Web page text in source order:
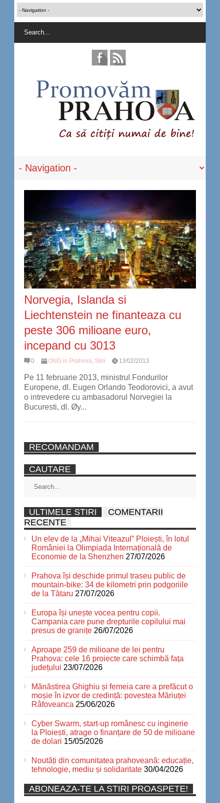
Norvegia, Islanda si
Liechtenstein ne finanteaza cu
peste 306 milioane euro,
incepand cu 3013
0 ONG in Prahova, Stiri 13/02/2013
Pe 11 februarie 2013, ministrul Fondurilor
Europene, dl. Eugen Orlando Teodorovici, a avut
o intrevedere cu ambasadorul Norvegiei la
Bucuresti, dl. Øy...
RECOMANDAM
CAUTARE
ULTIMELE STIRI
COMENTARII
RECENTE
Un elev de la „Mihai Viteazul” Ploiești, în lotul
României la Olimpiada Internațională de
Economie de la Shenzhen 27/07/2026
Prahova își deschide primul traseu public de
mountain-bike: 34 de kilometri prin podgoriile
de la Tătaru 27/07/2026
Europa își unește vocea pentru copii.
Campania care pune drepturile copilului mai
presus de granițe 26/07/2026
Aproape 259 de milioane de lei pentru
Prahova: cele 16 proiecte care schimbă fața
județului 23/07/2026
Mănăstirea Ghighiu și femeia care a prefăcut o
moșie în izvor de credință: povestea Măriuței
Râfoveanca 25/06/2026
Cyber Swarm, start-up românesc cu inginerie
la Ploiești, atrage o finanțare de 50 de milioane
de dolari 15/05/2026
Noutăți din comunitatea prahoveană: educație,
tehnologie, mediu și solidaritate 30/04/2026
ABONEAZA-TE LA STIRI PROASPETE!